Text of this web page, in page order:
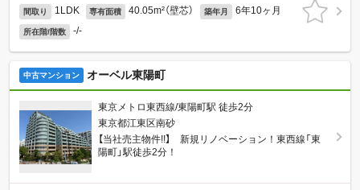
間取り 1LDK 専有面積 40.05m²（壁芯） 築年月 6年10ヶ月
所在階/階数 -/-
中古マンション オーベル東陽町
東京メトロ東西線/東陽町駅 徒歩2分
東京都江東区南砂
【当社売主物件!!】 新規リノベーション！東西線「東
陽町」駅徒歩2分！